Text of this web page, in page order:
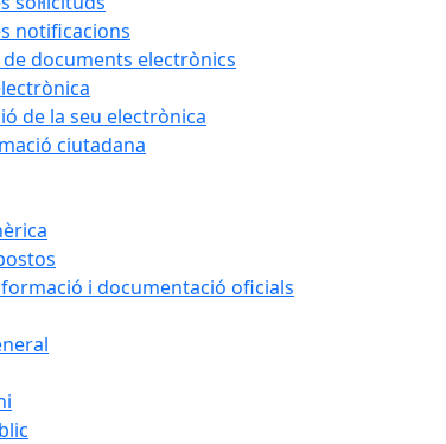
notificacions
documents electrònics
de la seu electrònica
ciutadana
i documentació oficials